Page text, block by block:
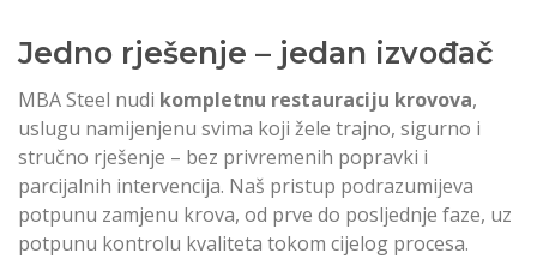
Jedno rješenje – jedan izvođač
MBA Steel nudi kompletnu restauraciju krovova,
uslugu namijenjenu svima koji žele trajno, sigurno i
stručno rješenje – bez privremenih popravki i
parcijalnih intervencija. Naš pristup podrazumijeva
potpunu zamjenu krova, od prve do posljednje faze, uz
potpunu kontrolu kvaliteta tokom cijelog procesa.